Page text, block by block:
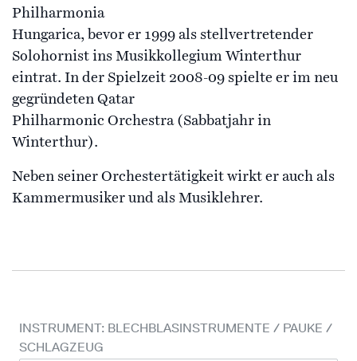
Philharmonia
Hungarica, bevor er 1999 als stellvertretender
Solohornist ins Musikkollegium Winterthur
eintrat. In der Spielzeit 2008-09 spielte er im neu
gegründeten Qatar
Philharmonic Orchestra (Sabbatjahr in
Winterthur).
Neben seiner Orchestertätigkeit wirkt er auch als
Kammermusiker und als Musiklehrer.
INSTRUMENT: BLECHBLASINSTRUMENTE / PAUKE /
SCHLAGZEUG